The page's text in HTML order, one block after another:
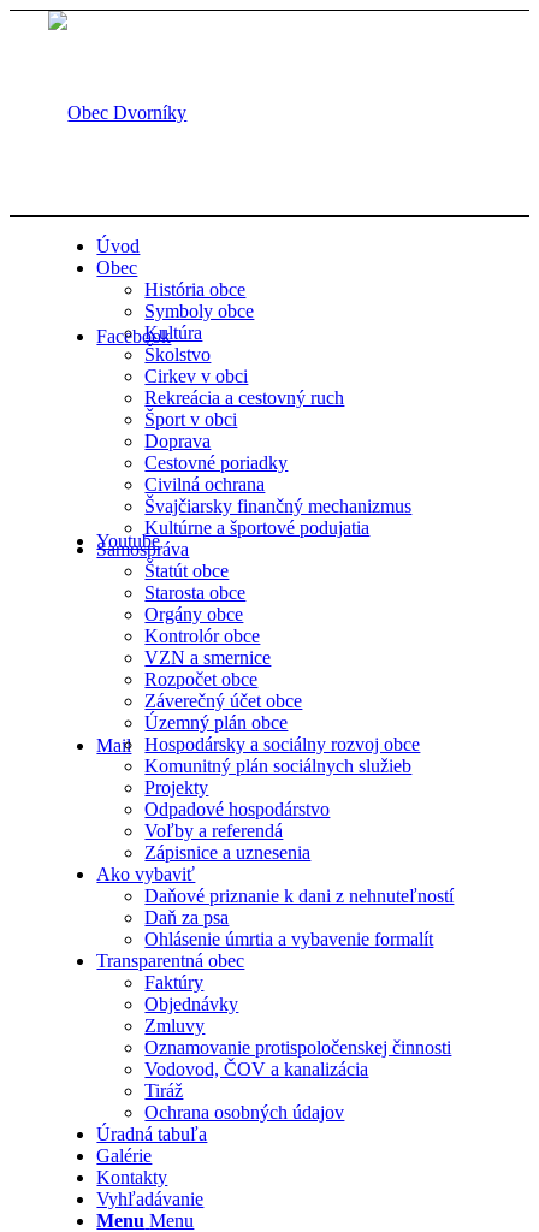
Facebook
Youtube
Mail
Úvod
Obec
História obce
Symboly obce
Kultúra
Školstvo
Cirkev v obci
Rekreácia a cestovný ruch
Šport v obci
Doprava
Cestovné poriadky
Civilná ochrana
Švajčiarsky finančný mechanizmus
Kultúrne a športové podujatia
Samospráva
Štatút obce
Starosta obce
Orgány obce
Kontrolór obce
VZN a smernice
Rozpočet obce
Záverečný účet obce
Územný plán obce
Hospodársky a sociálny rozvoj obce
Komunitný plán sociálnych služieb
Projekty
Odpadové hospodárstvo
Voľby a referendá
Zápisnice a uznesenia
Ako vybaviť
Daňové priznanie k dani z nehnuteľností
Daň za psa
Ohlásenie úmrtia a vybavenie formalít
Transparentná obec
Faktúry
Objednávky
Zmluvy
Oznamovanie protispoločenskej činnosti
Vodovod, ČOV a kanalizácia
Tiráž
Ochrana osobných údajov
Úradná tabuľa
Galérie
Kontakty
Vyhľadávanie
Menu Menu